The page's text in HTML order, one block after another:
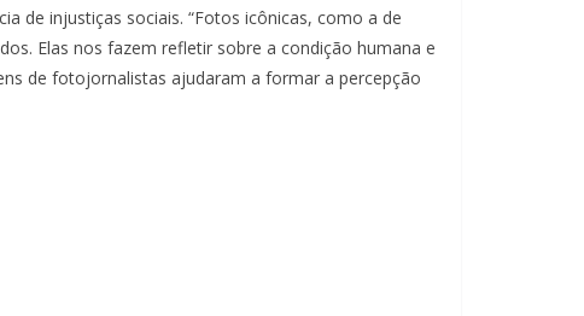
de injustiças sociais. “Fotos icônicas, como a de
Elas nos fazem refletir sobre a condição humana e
de fotojornalistas ajudaram a formar a percepção